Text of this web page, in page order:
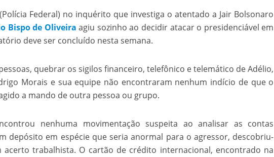
Kong ajudou o Imperador Dom Pedro I na Independência do Brasil
não revelados do livro de apocalipse
Federal) no inquérito que investiga o atentado a Jair Bolsonaro
Bispo de Oliveira agiu sozinho ao decidir atacar o presidenciável em
deve ser concluído nesta semana.
quebrar os sigilos financeiro, telefônico e telemático de Adélio,
Morais e sua equipe não encontraram nenhum indício de que o
a mando de outra pessoa ou grupo.
nenhuma movimentação suspeita ao analisar as contas
depósito em espécie que seria anormal para o agressor, descobriu-
trabalhista. O cartão de crédito internacional, encontrado na